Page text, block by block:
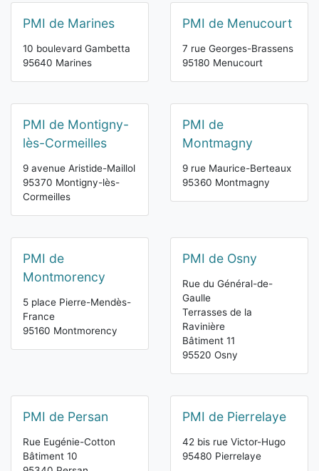
PMI de Marines
10 boulevard Gambetta
95640 Marines
PMI de Menucourt
7 rue Georges-Brassens
95180 Menucourt
PMI de Montigny-
lès-Cormeilles
9 avenue Aristide-Maillol
95370 Montigny-lès-
Cormeilles
PMI de
Montmagny
9 rue Maurice-Berteaux
95360 Montmagny
PMI de
Montmorency
5 place Pierre-Mendès-
France
95160 Montmorency
PMI de Osny
Rue du Général-de-
Gaulle
Terrasses de la
Ravinière
Bâtiment 11
95520 Osny
PMI de Persan
Rue Eugénie-Cotton
Bâtiment 10
PMI de Pierrelaye
42 bis rue Victor-Hugo
95480 Pierrelaye